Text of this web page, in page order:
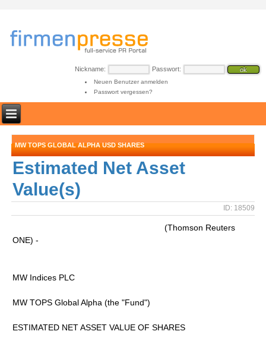
Nickname: Passwort:
Neuen Benutzer anmelden
Passwort vergessen?
MW TOPS GLOBAL ALPHA USD SHARES
Estimated Net Asset
Value(s)
ID: 18509
(Thomson Reuters
ONE) -
MW Indices PLC
MW TOPS Global Alpha (the "Fund")
ESTIMATED NET ASSET VALUE OF SHARES